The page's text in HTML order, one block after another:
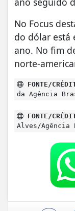
No Focus
do dólar está
ano. No fim
norte-
FONTE/
da Agência
FONTE/
Alves/Agência